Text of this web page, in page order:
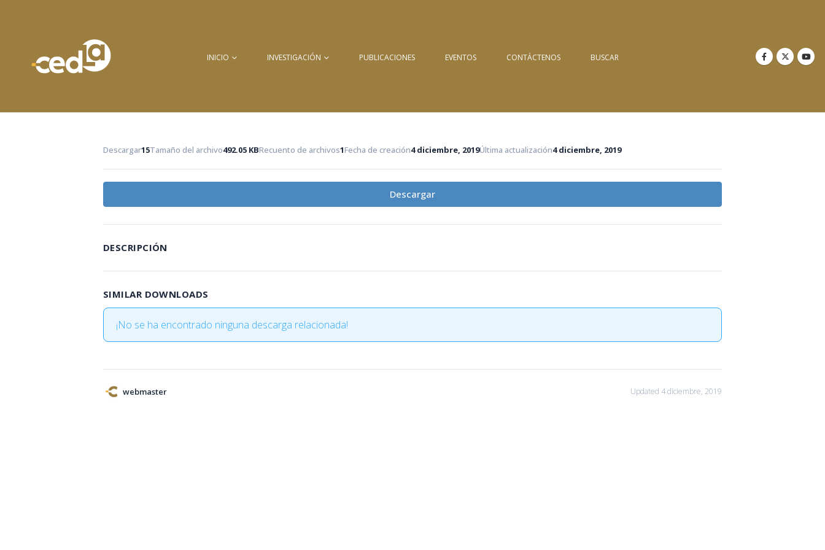
INICIO INVESTIGACIÓN PUBLICACIONES EVENTOS CONTÁCTENOS BUSCAR
Descargar15Tamaño del archivo492.05 KBRecuento de archivos1Fecha de creación4 diciembre, 2019Última actualización4 diciembre, 2019
Descargar
DESCRIPCIÓN
SIMILAR DOWNLOADS
¡No se ha encontrado ninguna descarga relacionada!
webmaster Updated 4 diciembre, 2019